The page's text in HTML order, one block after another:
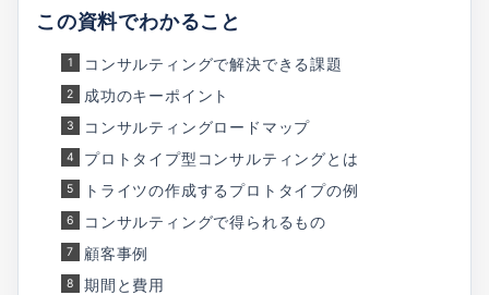
この資料でわかること
コンサルティングで解決できる課題
成功のキーポイント
コンサルティングロードマップ
プロトタイプ型コンサルティングとは
トライツの作成するプロトタイプの例
コンサルティングで得られるもの
顧客事例
期間と費用